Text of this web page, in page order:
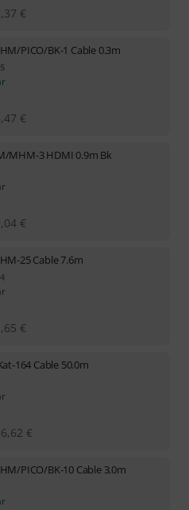
€
PICO/BK-1 Cable 0.3m
€
MHM-3 HDMI 0.9m Bk
€
25 Cable 7.6m
€
164 Cable 50.0m
€
PICO/BK-10 Cable 3.0m